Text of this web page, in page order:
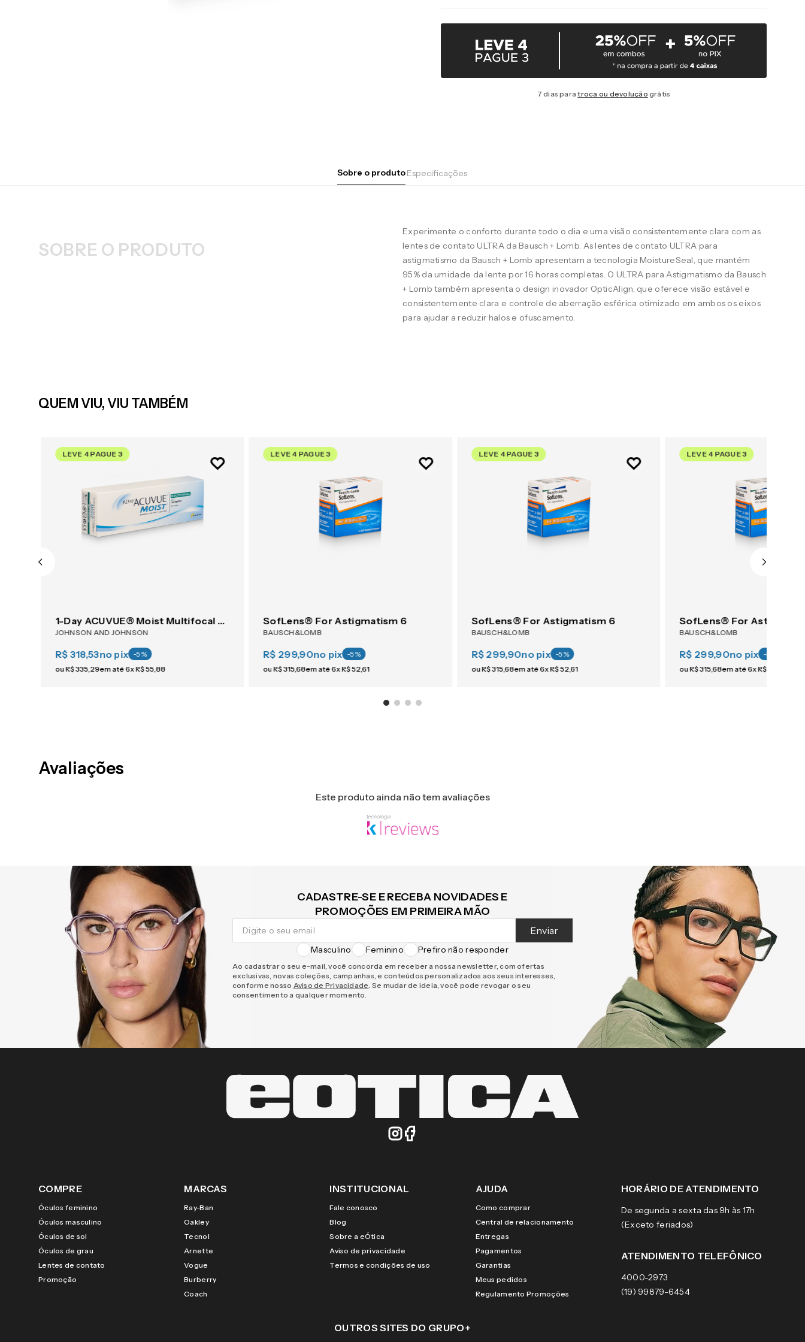
7 dias paratroca ou devolução grátis
Sobre o produtoEspecificações
SOBRE O PRODUTO
Experimente o conforto durante todo o dia e uma visão consistentemente clara com as
lentes de contato ULTRA da Bausch + Lomb. As lentes de contato ULTRA para
astigmatismo da Bausch + Lomb apresentam a tecnologia MoistureSeal, que mantém
95% da umidade da lente por 16 horas completas. O ULTRA para Astigmatismo da Bausch
+ Lomb também apresenta o design inovador OpticAlign, que oferece visão estável e
consistentemente clara e controle de aberração esférica otimizado em ambos os eixos
para ajudar a reduzir halos e ofuscamento.
QUEM VIU, VIU TAMBÉM
LEVE 4 PAGUE 3
1-Day ACUVUE® Moist Multifocal 30
JOHNSON AND JOHNSON
R$ 318,53no pix -5%
ouR$335, 29em até6xR$55, 88
LEVE 4 PAGUE 3
SofLens® For Astigmatism 6
BAUSCH&LOMB
R$ 299,90no pix -5%
ouR$315,68em até6xR$52,61
LEVE 4 PAGUE 3
SofLens® For Astigmatism 6
BAUSCH&LOMB
R$ 299,90no pix -5%
ouR$315,68em até6xR$52,61
LEVE 4 PAGUE 3
SofLens® For
BAUSCH&LOMB
R$ 299,90no pix -5
ouR$315,68em até6xR$
Avaliações
Este produto ainda não tem avaliações
CADASTRE-SE E RECEBA NOVIDADES E
PROMOÇÕES EM PRIMEIRA MÃO
Enviar
Masculino Feminino Prefiro não responder
Ao cadastrar o seu e-mail, você concorda em receber a nossa newsletter, com ofertas
exclusivas, novas coleções, campanhas, e conteúdos personalizados aos seus interesses,
conforme nosso Aviso de Privacidade. Se mudar de ideia, você pode revogar o seu
consentimento a qualquer momento.
COMPRE
Óculos feminino
Óculos masculino
Óculos de sol
Óculos de grau
Lentes de contato
Promoção
MARCAS
Ray-Ban
Oakley
Tecnol
Arnette
Vogue
Burberry
Coach
INSTITUCIONAL
Fale conosco
Blog
Sobre a eÓtica
Aviso de privacidade
Termos e condições de uso
AJUDA
Como comprar
Central de relacionamento
Entregas
Pagamentos
Garantias
Meus pedidos
Regulamento Promoções
HORÁRIO DE ATENDIMENTO
De segunda a sexta das 9h às 17h
(Exceto feriados)
ATENDIMENTO TELEFÔNICO
4000-2973
(19) 99879-6454
OUTROS SITES DO GRUPO+